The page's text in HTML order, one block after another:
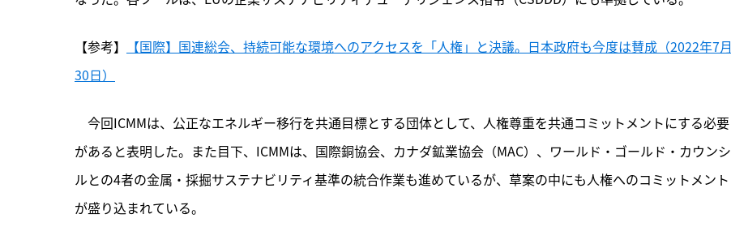
【参考】
【国際】国連総会、持続可能な環境へのアクセスを「人権」と決議。日本政府も今度は賛成（2022年7月
30日）
今回ICMMは、公正なエネルギー移行を共通目標とする団体として、人権尊重を共通コミットメントにする必要
があると表明した。また目下、ICMMは、国際銅協会、カナダ鉱業協会（MAC）、ワールド・ゴールド・カウンシ
ルとの4者の金属・採掘サステナビリティ基準の統合作業も進めているが、草案の中にも人権へのコミットメント
が盛り込まれている。